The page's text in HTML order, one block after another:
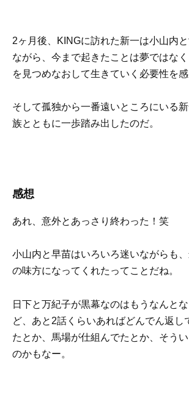
2ヶ月後、KINGに訪れた新一は小山内
ながら、今まで起きたことは夢ではな
を見つめなおして生きていく必要性を感
そして孤独から一番遠いところにいる
族とともに一歩踏み出したのだ。
感想
あれ、意外とあっさり終わった！笑
小山内と早苗はいろいろ迷いながらも
の味方になってくれたってことだね。
日下と万紀子が黒幕なのはもうなんと
ど、あと2話くらいあればどんでん返し
たとか、馬場が仕組んでたとか、そう
のかもなー。